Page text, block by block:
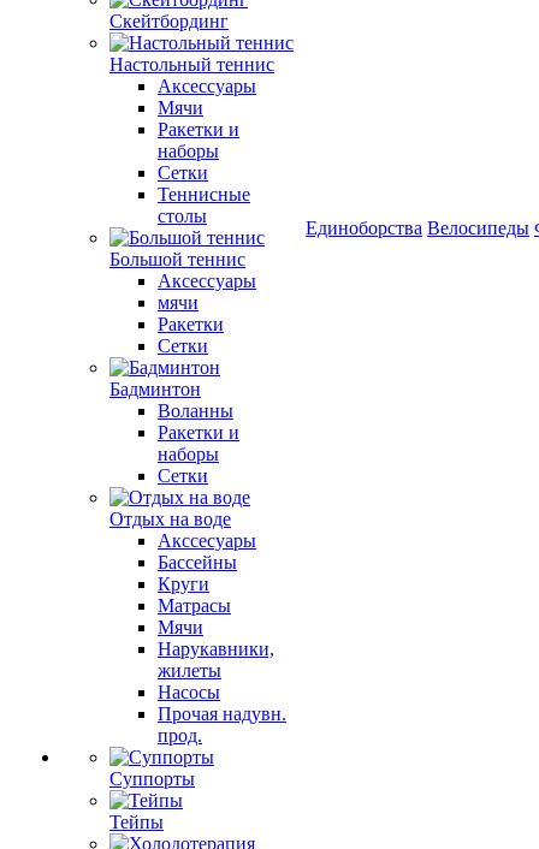
Скейтбординг
Настольный теннис
Аксессуары
Мячи
Ракетки и
наборы
Сетки
Теннисные
столы
Большой теннис
Аксессуары
мячи
Ракетки
Сетки
Бадминтон
Воланны
Ракетки и
наборы
Сетки
Отдых на воде
Акссесуары
Бассейны
Круги
Матрасы
Мячи
Нарукавники,
жилеты
Насосы
Прочая надувн.
прод.
Суппорты
Тейпы
Единоборства Велосипеды